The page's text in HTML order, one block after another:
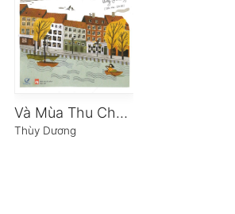
Và Mùa Thu Chầm Chậm Đi Qua
Thùy Dương